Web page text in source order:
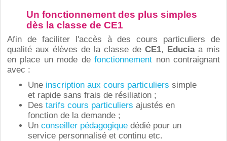
Un fonctionnement des plus simples
dès la classe de CE1
Afin de faciliter l'accès à des cours particuliers de
qualité aux élèves de la classe deCE1, Educiaa mis
en place un mode defonctionnement non contraignant
avec :
Une inscription aux cours particuliers simple
et rapide sans frais de résiliation ;
Des tarifs cours particuliers ajustés en
fonction de la demande ;
Un conseiller pédagogiquedédié pour un
service personnalisé et continu etc.